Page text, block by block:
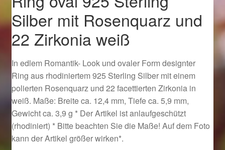
Ostergeschenke finden für Ostern 2019
Ostergeschenke finden für Ostern 2020
Ostergeschenke finden für Ostern 2021
Ostergeschenke finden für Ostern 2022
Partner
Silber mit Rosenquarz und
22 Zirkonia weiß
In edlem Romantik- Look und ovaler Form designter
Ring aus rhodiniertem 925 Sterling Silber mit einem
polierten Rosenquarz und 22 facettierten Zirkonia in
weiß. Maße: Breite ca. 12,4 mm, Tiefe ca. 5,9 mm,
Gewicht ca. 3,9 g * Der Artikel ist anlaufgeschützt
(rhodiniert) * Bitte beachten Sie die Maße! Auf dem Foto
kann der Artikel größer wirken*.